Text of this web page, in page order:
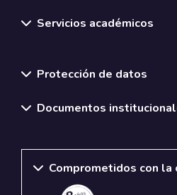
Servicios académicos
Protección de datos
Documentos
Comprometidos con la